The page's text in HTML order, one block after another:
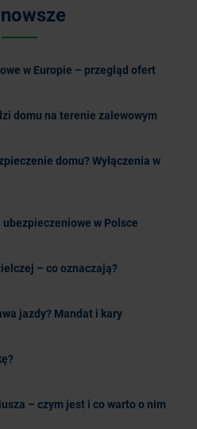
w Europie – przegląd ofert
domu na terenie zalewowym
domu? Wyłączenia w
w Polsce
– co oznaczają?
jazdy? Mandat i kary
– czym jest i co warto o nim